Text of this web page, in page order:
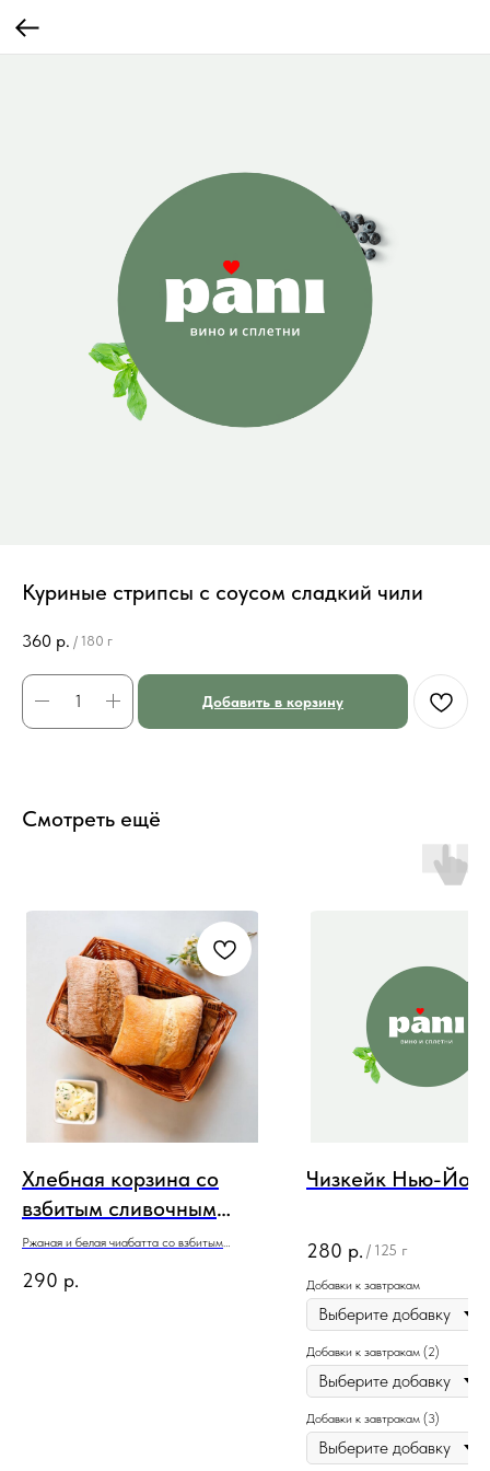
Куриные стрипсы с соусом сладкий чили
360 р. / 180 г
Добавить в корзину
Смотреть ещё
Хлебная корзина со
взбитым сливочным
маслом
Ржаная и белая чиабатта со взбитым
290 р.
Чизкейк Нью-
280 р. / 125 г
Добавки к завтракам
Добавки к завтракам (2)
Добавки к завтракам (3)